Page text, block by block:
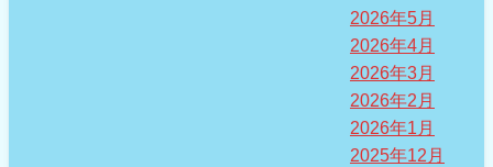
2026年5月
2026年4月
2026年3月
2026年2月
2026年1月
2025年12月